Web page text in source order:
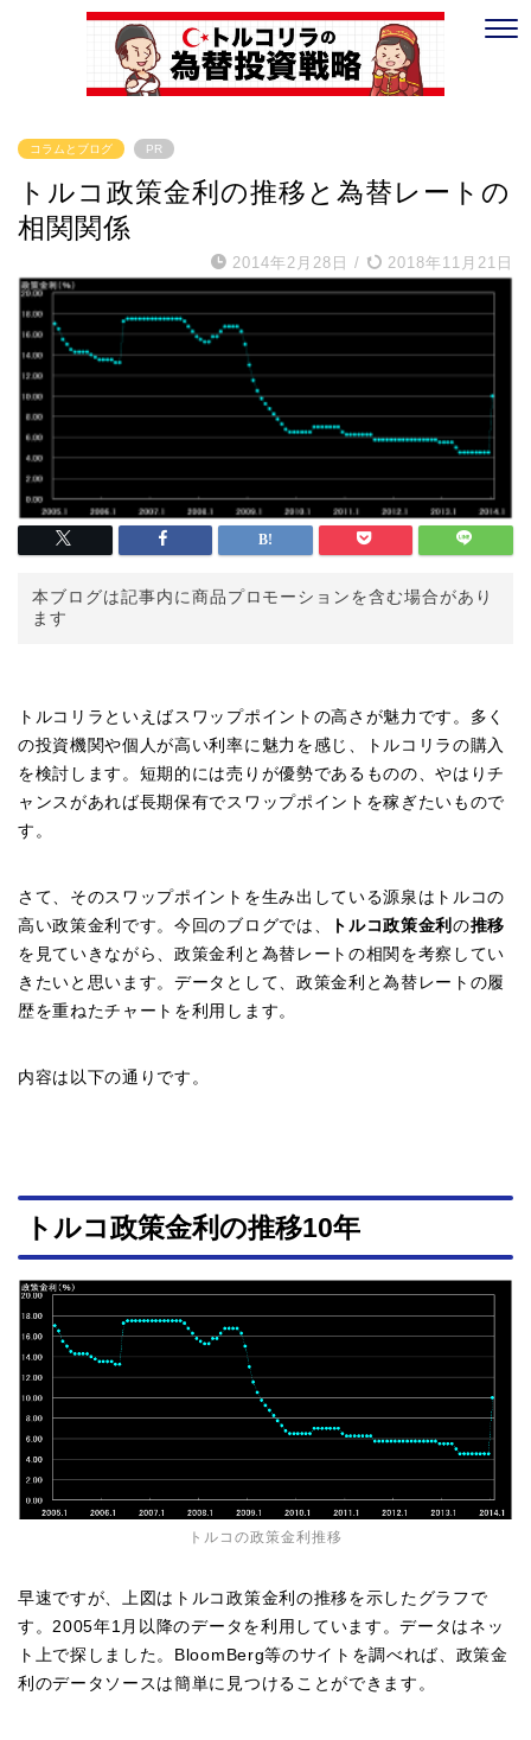
コラムとブログ PR
トルコ政策金利の推移と為替レートの
相関関係
2014年2月28日 / 2018年11月21日
本ブログは記事内に商品プロモーションを含む場合があり
ます
トルコリラといえばスワップポイントの高さが魅力です。多く
の投資機関や個人が高い利率に魅力を感じ、トルコリラの購入
を検討します。短期的には売りが優勢であるものの、やはりチ
ャンスがあれば長期保有でスワップポイントを稼ぎたいもので
す。
さて、そのスワップポイントを生み出している源泉はトルコの
高い政策金利です。今回のブログでは、
トルコ政策金利の推移
を見ていきながら、政策金利と為替レートの相関を考察してい
きたいと思います。データとして、政策金利と為替レートの履
歴を重ねたチャートを利用します。
内容は以下の通りです。
トルコ政策金利の推移10年
トルコの政策金利推移
早速ですが、上図はトルコ政策金利の推移を示したグラフで
す。2005年1月以降のデータを利用しています。データはネッ
ト上で探しました。BloomBerg等のサイトを調べれば、政策金
利のデータソースは簡単に見つけることができます。